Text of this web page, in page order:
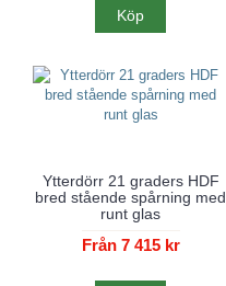
Köp
Ytterdörr 21 graders HDF
bred stående spårning med
runt glas
Från 7 415 kr